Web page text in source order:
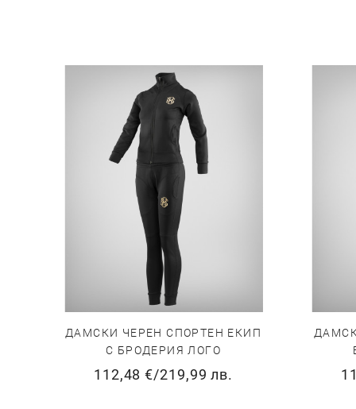
ДАМСКИ ЧЕРЕН СПОРТЕН ЕКИП
С БРОДЕРИЯ ЛОГО
112,48 €/219,99 лв.